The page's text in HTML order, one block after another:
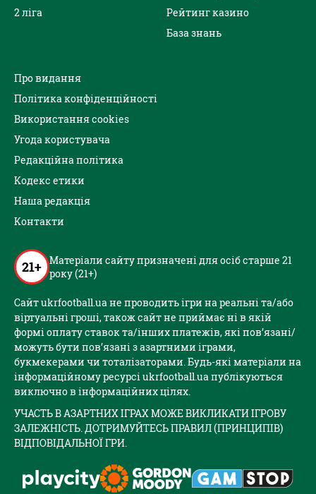
2 ліга
Рейтинг казино
База знань
Про видання
Політика конфіденційності
Використання cookies
Угода користувача
Редакційна політика
Кодекс етики
Наша редакція
Контакти
21+ Матеріали сайту призначені для осіб старше 21
року (21+)
Сайт ukrfootball.ua не проводить ігри на реальні та/або
віртуальні гроші, також сайт не приймає ні в якій
формі оплату ставок та/інших платежів, які пов’язані/
можуть бути пов’язані з азартними іграми,
букмекерами чи тоталізаторами. Будь-які матеріали на
інформаційному ресурсі ukrfootball.ua публікуються
виключно в інформаційних цілях.
УЧАСТЬ В АЗАРТНИХ ІГРАХ МОЖЕ ВИКЛИКАТИ ІГРОВУ
ЗАЛЕЖНІСТЬ. ДОТРИМУЙТЕСЬ ПРАВИЛ (ПРИНЦИПІВ)
ВІДПОВІДАЛЬНОЇ ГРИ.